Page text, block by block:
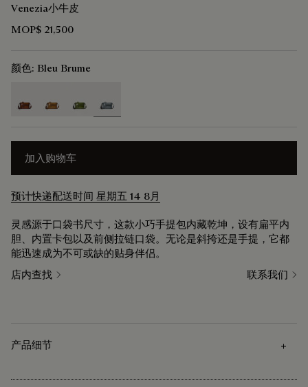
Venezia小牛皮
MOP$ 21,500
颜色: Bleu Brume
加入购物车
预计快递配送时间 星期五 14 8月
灵感源于口袋书尺寸，这款小巧手提包内藏乾坤，设有扁平内
胆、内置卡包以及前侧拉链口袋。无论是斜挎还是手提，它都
能迅速成为不可或缺的贴身伴侣。
店内查找
联系我们
产品细节